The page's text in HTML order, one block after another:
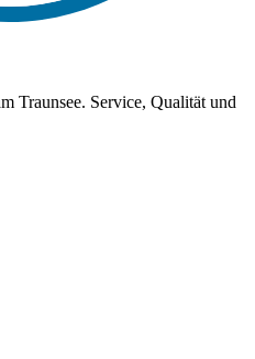
Traunsee. Service, Qualität und